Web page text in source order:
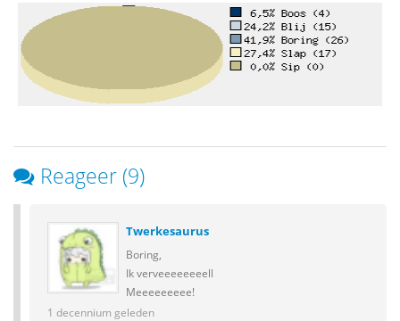
Reageer (9)
Twerkesaurus
Boring,
Ik verveeeeeeeell
Meeeeeeeee!
1 decennium geleden